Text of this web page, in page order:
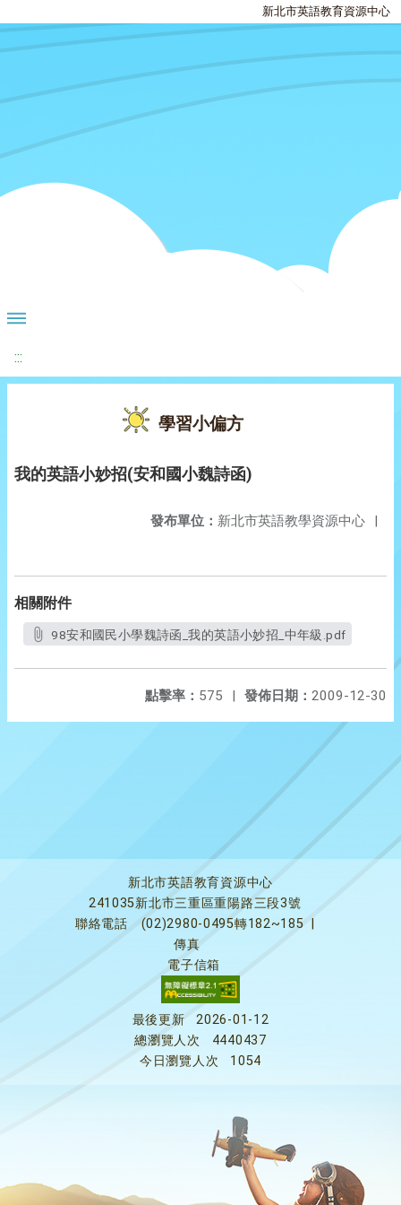
新北市英語教育資源中心
:::
學習小偏方
我的英語小妙招(安和國小魏詩函)
發布單位： 新北市英語教學資源中心 |
相關附件
98安和國民小學魏詩函_我的英語小妙招_中年級.pdf
發佈日期： 2009-12-30
點擊率： 575 |
新北市英語教育資源中心
241035新北市三重區重陽路三段3號
聯絡電話
(02)2980-0495轉182~185
傳真
電子信箱
最後更新
2026-01-12
總瀏覽人次
4440437
今日瀏覽人次
1054